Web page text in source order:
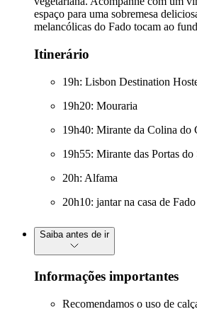
espaço para uma sobremesa
melancólicas do Fado tocam ao
Itinerário
19h: Lisbon Destination
19h20: Mouraria
19h40: Mirante da Colina do
19h55: Mirante das Portas do
20h: Alfama
20h10: jantar na casa de Fado
Saiba antes de ir
Informações importantes
Recomendamos o uso de